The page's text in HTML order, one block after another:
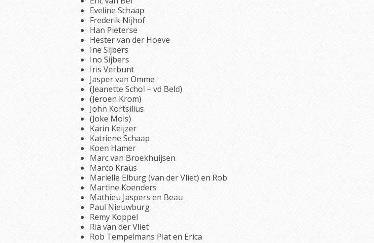
Eveline Schaap
Frederik Nijhof
Han Pieterse
Hester van der Hoeve
Ine Sijbers
Ino Sijbers
Iris Verbunt
Jasper van Omme
(Jeanette Schol – vd Beld)
(Jeroen Krom)
John Kortsilius
(Joke Mols)
Karin Keijzer
Katriene Schaap
Koen Hamer
Marc van Broekhuijsen
Marco Kraus
Marielle Elburg (van der Vliet) en Rob
Martine Koenders
Mathieu Jaspers en Beau
Paul Nieuwburg
Remy Koppel
Ria van der Vliet
Rob Tempelmans Plat en Erica